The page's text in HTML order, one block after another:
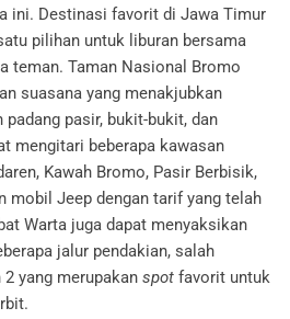
ini. Destinasi favorit di Jawa Timur
pilihan untuk liburan bersama
teman. Taman Nasional Bromo
suasana yang menakjubkan
pasir, bukit-bukit, dan
mengitari beberapa kawasan
Kawah Bromo, Pasir Berbisik,
mobil Jeep dengan tarif yang telah
Warta juga dapat menyaksikan
jalur pendakian, salah
yang merupakan spot favorit untuk